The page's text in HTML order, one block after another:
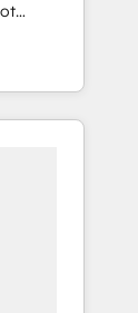
the
your